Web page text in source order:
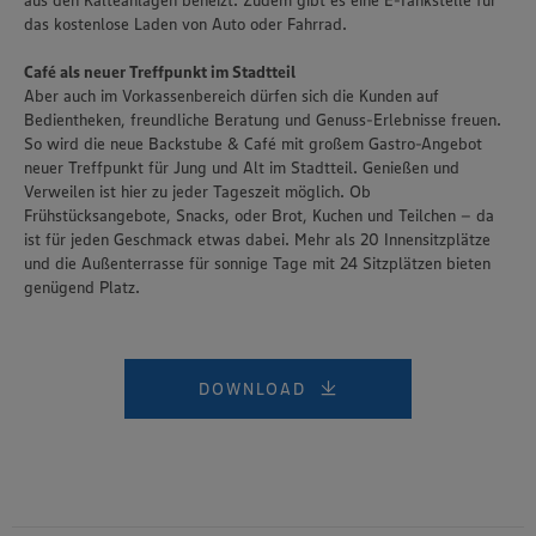
das kostenlose Laden von Auto oder Fahrrad.
Café als neuer Treffpunkt im Stadtteil
Aber auch im Vorkassenbereich dürfen sich die Kunden auf
Bedientheken, freundliche Beratung und Genuss-Erlebnisse freuen.
So wird die neue Backstube & Café mit großem Gastro-Angebot
neuer Treffpunkt für Jung und Alt im Stadtteil. Genießen und
Verweilen ist hier zu jeder Tageszeit möglich. Ob
Frühstücksangebote, Snacks, oder Brot, Kuchen und Teilchen – da
ist für jeden Geschmack etwas dabei. Mehr als 20 Innensitzplätze
und die Außenterrasse für sonnige Tage mit 24 Sitzplätzen bieten
genügend Platz.
DOWNLOAD